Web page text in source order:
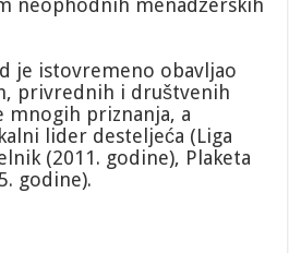
neophodnih menadžerskih
je istovremeno obavljao
privrednih i društvenih
mnogih priznanja, a
lider desteljeća (Liga
(2011. godine), Plaketa
godine).